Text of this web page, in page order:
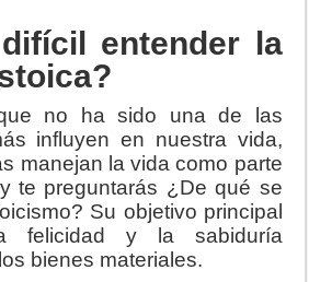
entender la
no ha sido una de las
influyen en nuestra vida,
manejan la vida como parte
te preguntarás ¿De qué se
Su objetivo principal
felicidad y la sabiduría
bienes materiales.